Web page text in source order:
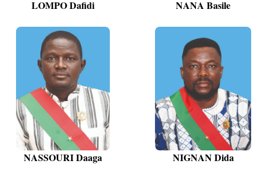
LOMPO Dafidi NANA Basile
NASSOURI Daaga NIGNAN Dida